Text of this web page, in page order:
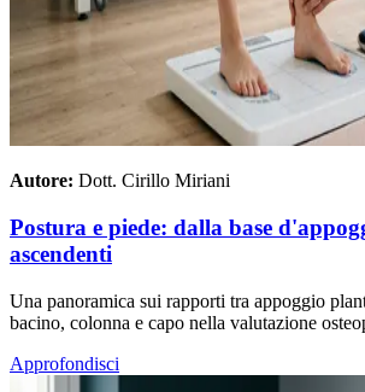
Autore: Dott. Cirillo Miriani
Postura e piede: dalla base
ascendenti
Una panoramica sui rapporti tra appoggio
bacino, colonna e capo nella valutazione
Approfondisci